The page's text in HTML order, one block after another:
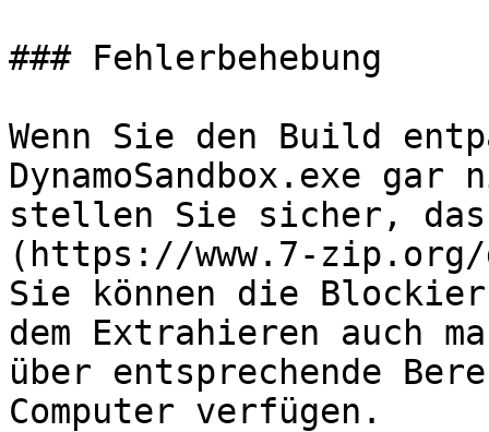
### Fehlerbehebung
Wenn Sie den Build
DynamoSandbox.exe
stellen Sie sicher,
(https://www.7-zip.org/
Sie können die
dem Extrahieren auch
über entsprechende
Computer verfügen.